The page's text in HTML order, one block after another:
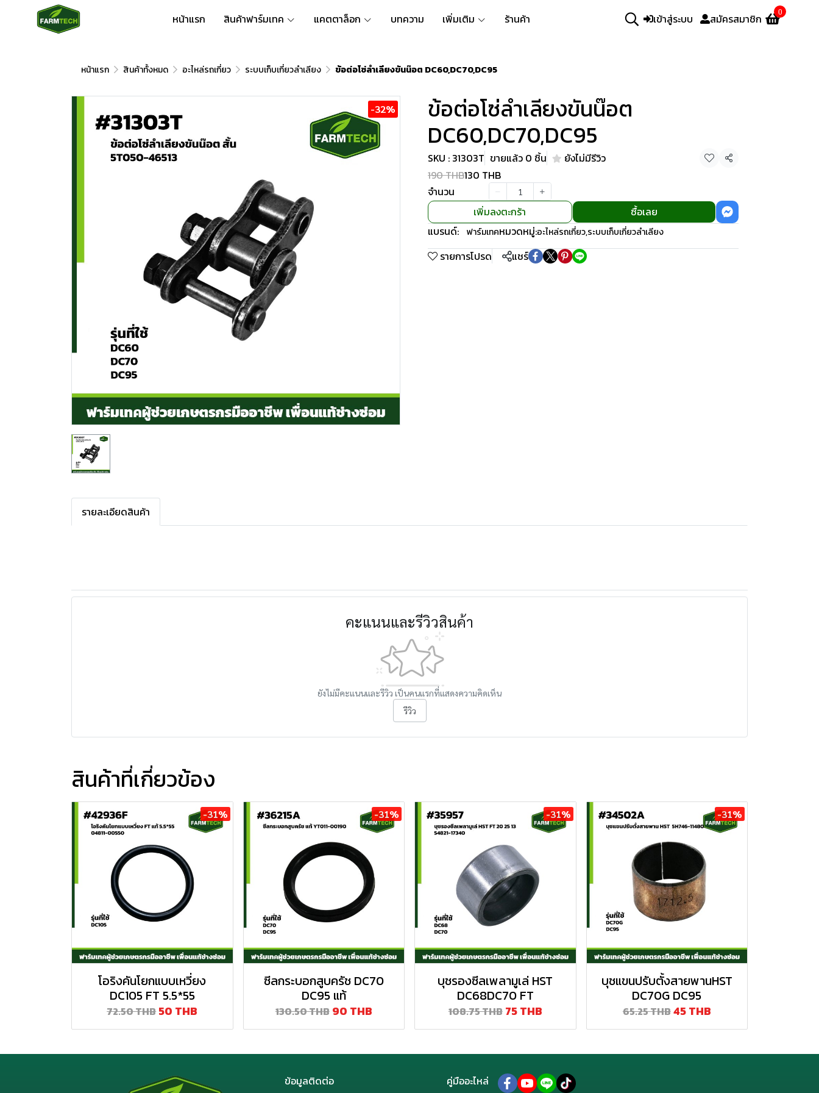
หน้าแรก สินค้าฟาร์มเทค แคตตาล็อก บทความ เพิ่มเติม ร้านค้า เข้าสู่ระบบ สมัครสมาชิก 0
หน้าแรก สินค้าทั้งหมด อะไหล่รถเกี่ยว ระบบเก็บเกี่ยวลำเลียง ข้อต่อโซ่ลำเลียงขันน๊อต DC60,DC70,DC95
-32% ข้อต่อโซ่ลำเลียงขันน๊อต
DC60,DC70,DC95
SKU : 31303T ขายแล้ว 0 ชิ้น ยังไม่มีรีวิว
แชร์
190 THB130 THB
จำนวน
เพิ่มลงตะกร้า
ซื้อเลย
แบรนด์:
ฟาร์มเทคหมวดหมู่:อะไหล่รถเกี่ยว,ระบบเก็บเกี่ยวลำเลียง
รายการโปรด แชร์
รายละเอียดสินค้า
คะแนนและรีวิวสินค้า
ยังไม่มีคะแนนและรีวิว เป็นคนแรกที่แสดงความคิดเห็น
รีวิว
สินค้าที่เกี่ยวข้อง
-31%
โอริงคันโยกแบบเหวี่ยง
DC105 FT 5.5*55
72.50 THB50 THB
-31%
ซีลกระบอกสูบครัช DC70
DC95 แท้
130.50 THB 90 THB
-31%
บุชรองซีลเพลามูเล่ HST
DC68DC70 FT
108.75 THB 75 THB
-31%
บุชแขนปรับตั้งสายพานHST
DC70G DC95
65.25 THB45 THB
ข้อมูลติดต่อ คู่มืออะไหล่